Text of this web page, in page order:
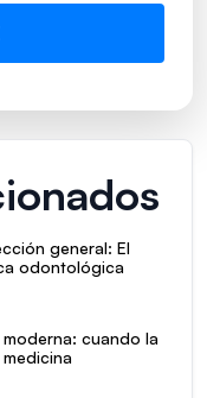
general: El
odontológica
cuando la